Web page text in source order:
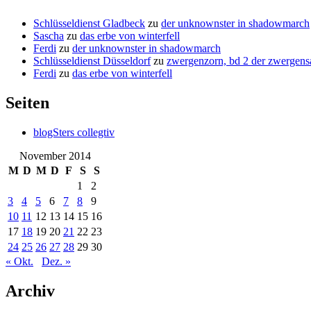
Schlüsseldienst Gladbeck zu der unknownster in shadowmarch
Sascha zu das erbe von winterfell
Ferdi zu der unknownster in shadowmarch
Schlüsseldienst Düsseldorfzu zwergenzorn, bd 2 der
Ferdi zu das erbe von winterfell
Seiten
blogSters collegtiv
November 2014
M D M D F S
S
1
2
3
4 5 6 7 8
9
10 11 12 13 14 15 16
17 18 19 20 21 22 23
24 25 26 27 28 29 30
« Okt.
Dez. »
Archiv